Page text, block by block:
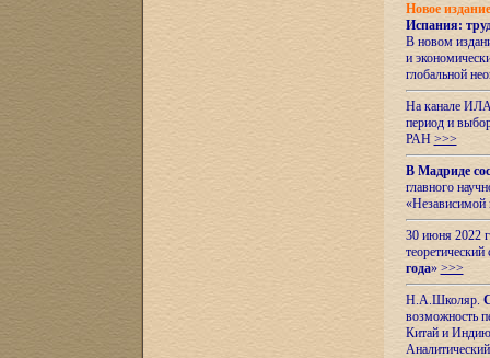
Новое
Испания:
В новом
и
глобальной
На канале
период и
РАН >>>
В Мадриде
главного
«Независимой
30 июня 2022
года» >>>
Н.А.Школяр.
возможность
Китай и